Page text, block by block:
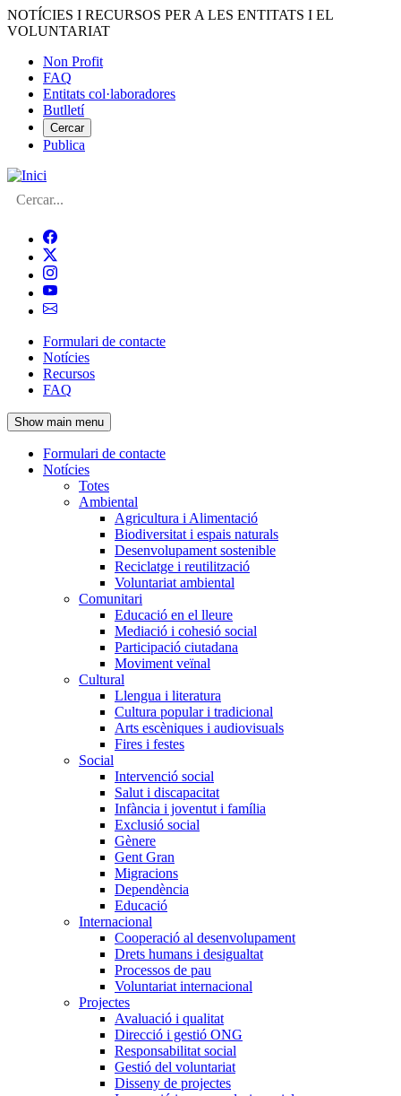
Vés
al
NOTÍCIES I RECURSOS PER A LES ENTITATS I EL
VOLUNTARIAT
Menú
del
compte
d'usuari
Non Profit
FAQ
Entitats col·laboradores
Butlletí
Cercar
Publica
Cerca
Navegació
principal
de
l'encapçalament
Formulari de contacte
Notícies
Recursos
FAQ
Show main menu
Navegació
principal
Formulari de contacte
Notícies
Totes
Ambiental
Agricultura i Alimentació
Biodiversitat i espais naturals
Desenvolupament sostenible
Reciclatge i reutilització
Voluntariat ambiental
Comunitari
Educació en el lleure
Mediació i cohesió social
Participació ciutadana
Moviment veïnal
Cultural
Llengua i literatura
Cultura popular i tradicional
Arts escèniques i audiovisuals
Fires i festes
Social
Intervenció social
Salut i discapacitat
Infància i joventut i família
Exclusió social
Gènere
Gent Gran
Migracions
Dependència
Educació
Internacional
Cooperació al desenvolupament
Drets humans i desigualtat
Processos de pau
Voluntariat internacional
Projectes
Avaluació i qualitat
Direcció i gestió ONG
Responsabilitat social
Gestió del voluntariat
Disseny de projectes